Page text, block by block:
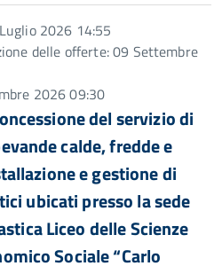
2026 14:55
delle offerte: 09 Settembre
2026 09:30
del servizio di
calde, fredde e
e gestione di
ubicati presso la sede
Liceo delle Scienze
Sociale “Carlo